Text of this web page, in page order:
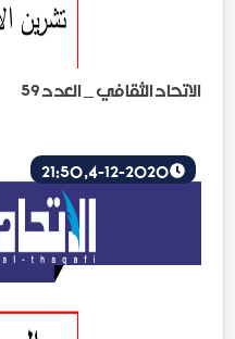
الاتحاد الثقافي _ العدد 59